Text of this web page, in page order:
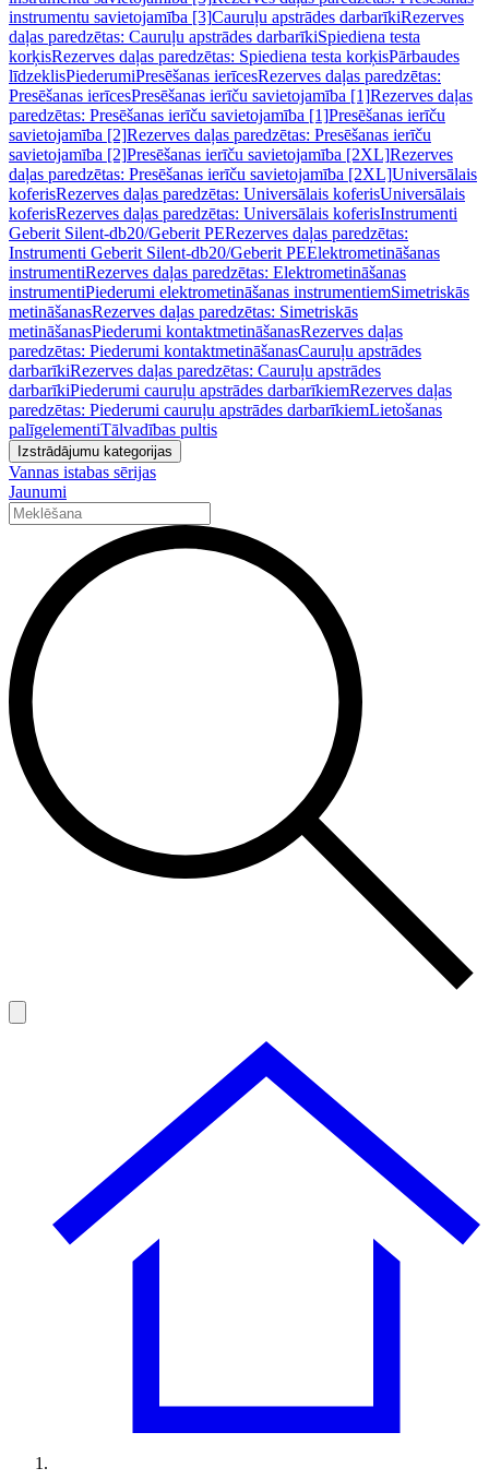
instrumentu savietojamība [3]Cauruļu apstrādes darbarīkiRezerves
daļas paredzētas: Cauruļu apstrādes darbarīkiSpiediena testa
korķisRezerves daļas paredzētas: Spiediena testa korķisPārbaudes
līdzeklisPiederumiPresēšanas ierīcesRezerves daļas paredzētas:
Presēšanas ierīcesPresēšanas ierīču savietojamība [1]Rezerves daļas
paredzētas: Presēšanas ierīču savietojamība [1]Presēšanas ierīču
savietojamība [2]Rezerves daļas paredzētas: Presēšanas ierīču
savietojamība [2]Presēšanas ierīču savietojamība [2XL]Rezerves
daļas paredzētas: Presēšanas ierīču savietojamība [2XL]Universālais
koferisRezerves daļas paredzētas: Universālais koferisUniversālais
koferisRezerves daļas paredzētas: Universālais koferisInstrumenti
Geberit Silent-db20/Geberit PERezerves daļas paredzētas:
Instrumenti Geberit Silent-db20/Geberit PEElektrometināšanas
instrumentiRezerves daļas paredzētas: Elektrometināšanas
instrumentiPiederumi elektrometināšanas instrumentiemSimetriskās
metināšanasRezerves daļas paredzētas: Simetriskās
metināšanasPiederumi kontaktmetināšanasRezerves daļas
paredzētas: Piederumi kontaktmetināšanasCauruļu apstrādes
darbarīkiRezerves daļas paredzētas: Cauruļu apstrādes
darbarīkiPiederumi cauruļu apstrādes darbarīkiemRezerves daļas
paredzētas: Piederumi cauruļu apstrādes darbarīkiemLietošanas
palīgelementiTālvadības pultis
Izstrādājumu kategorijas
Vannas istabas sērijas
Jaunumi